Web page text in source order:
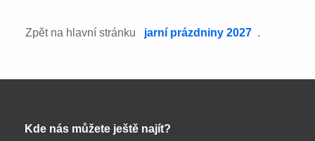
Zpět na hlavní stránku jarní prázdniny 2027 .
Kde nás můžete ještě najít?